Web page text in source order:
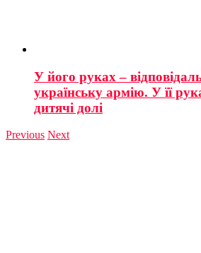
У його руках –
українську армію. У її
дитячі долі
Previous Next